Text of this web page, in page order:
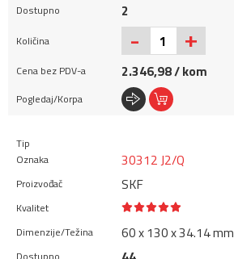
2
- +
2.346,98 / kom
30312 J2/Q
SKF
60 x 130 x 34.14 mm